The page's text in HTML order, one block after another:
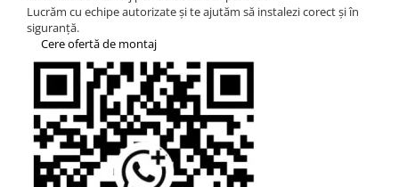
SMA
Solis
Solplanet
Sungrow
Invertoare Hibrid Sungrow
Invertoare on-grid Sungrow
Statii de reincarcare Sungrow
Lucrăm cu echipe autorizate și te ajutăm să instalezi corect și în
siguranță.
Cere ofertă de montaj